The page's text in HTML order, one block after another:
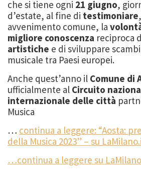
che si tiene ogni 21 giugno,
d’estate, al fine di testimoniare
avvenimento comune, la
migliore conoscenza reciproca
artistiche e di sviluppare
musicale tra Paesi europei.
Anche quest’anno il Comune di
ufficialmente al Circuito
internazionale delle città
Musica
… continua a leggere: “Aosta:
della Musica 2023” – su
…continua a leggere su